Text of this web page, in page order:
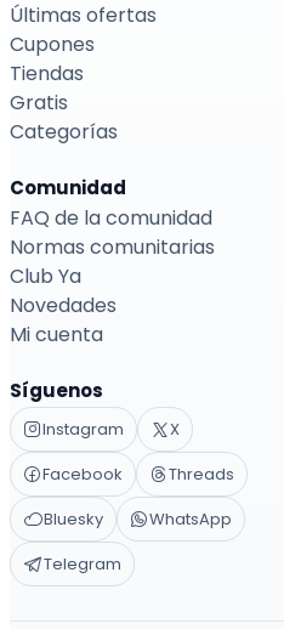
Últimas ofertas
Cupones
Tiendas
Gratis
Categorías
Comunidad
FAQ de la comunidad
Normas comunitarias
Club Ya
Novedades
Mi cuenta
Síguenos
Instagram
X
Facebook
Threads
Bluesky
WhatsApp
Telegram